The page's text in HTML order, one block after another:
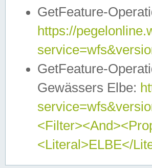
GetFeature-
https://
GetFeature-
Gewässers Elbe:
<Literal>ELBE</